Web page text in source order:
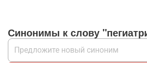
Синонимы к слову